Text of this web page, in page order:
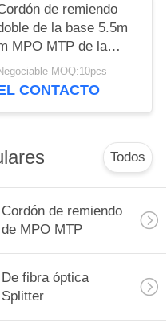
de remiendo
de la base 5.5m
MPO MTP de la
12
MOQ:10pcs
CONTACTO
Todos
Cordón de remiendo
de MPO MTP
De fibra óptica
Splitter